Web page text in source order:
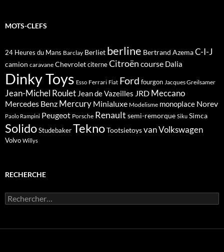
MOTS-CLEFS
24 Heures du Mans Barclay Berliet berline Bertrand AzemaC-I-J
camion caravane ChevroletciterneCitroën course Dalia
Dinky Toys Esso Ferrari Fiat Ford fourgon Jacques Greilsamer
Jean-Michel Roulet Jean de Vazeilles JRD Meccano
Mercedes Benz Mercury Minialuxe Modelisme monoplace Norev
Paolo Rampini Peugeot Porsche Renault semi-remorque Siku Simca
SolidoStudebakerTeknoTootsietoysvanVolkswagen
Volvo Willys
RECHERCHE
Rechercher :